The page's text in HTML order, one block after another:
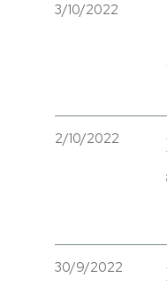
Politica
Economia
3/10/2022
2/10/2022
30/9/2022